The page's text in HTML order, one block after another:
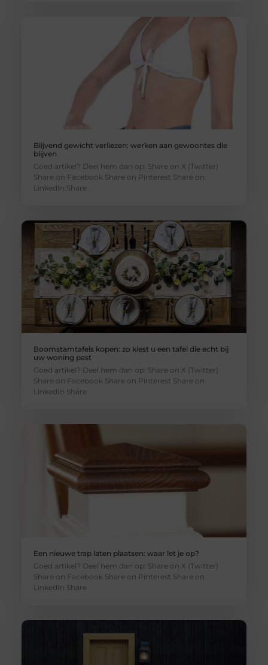
Blijvend gewicht verliezen: werken aan gewoontes die
blijven
Goed artikel? Deel hem dan op: Share on X (Twitter)
Share on Facebook Share on Pinterest Share on
LinkedIn Share
Boomstamtafels kopen: zo kiest u een tafel die echt bij
uw woning past
Goed artikel? Deel hem dan op: Share on X (Twitter)
Share on Facebook Share on Pinterest Share on
LinkedIn Share
Een nieuwe trap laten plaatsen: waar let je op?
Goed artikel? Deel hem dan op: Share on X (Twitter)
Share on Facebook Share on Pinterest Share on
LinkedIn Share